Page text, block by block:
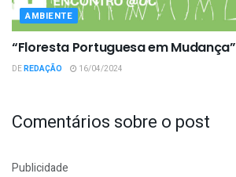
AMBIENTE
“Floresta Portuguesa em Mudança”
DEREDAÇÃO 16/04/2024
Comentários sobre o post
Publicidade